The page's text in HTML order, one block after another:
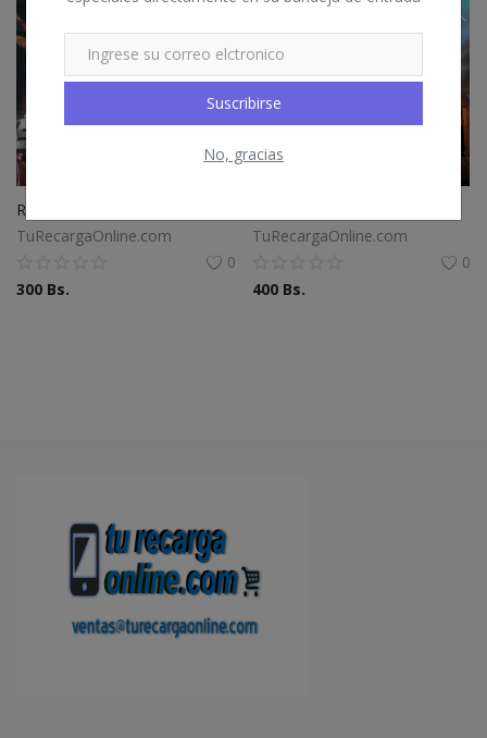
Suscribirse
No, gracias
Recarga BLOOD STRIKE
TuRecargaOnline.com
0
300 Bs.
TuRecargaOnline.com
0
400 Bs.